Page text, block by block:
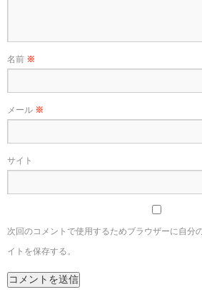
名前 ※
メール ※
サイト
次回のコメントで使用するためブラウザーに自分
イトを保存する。